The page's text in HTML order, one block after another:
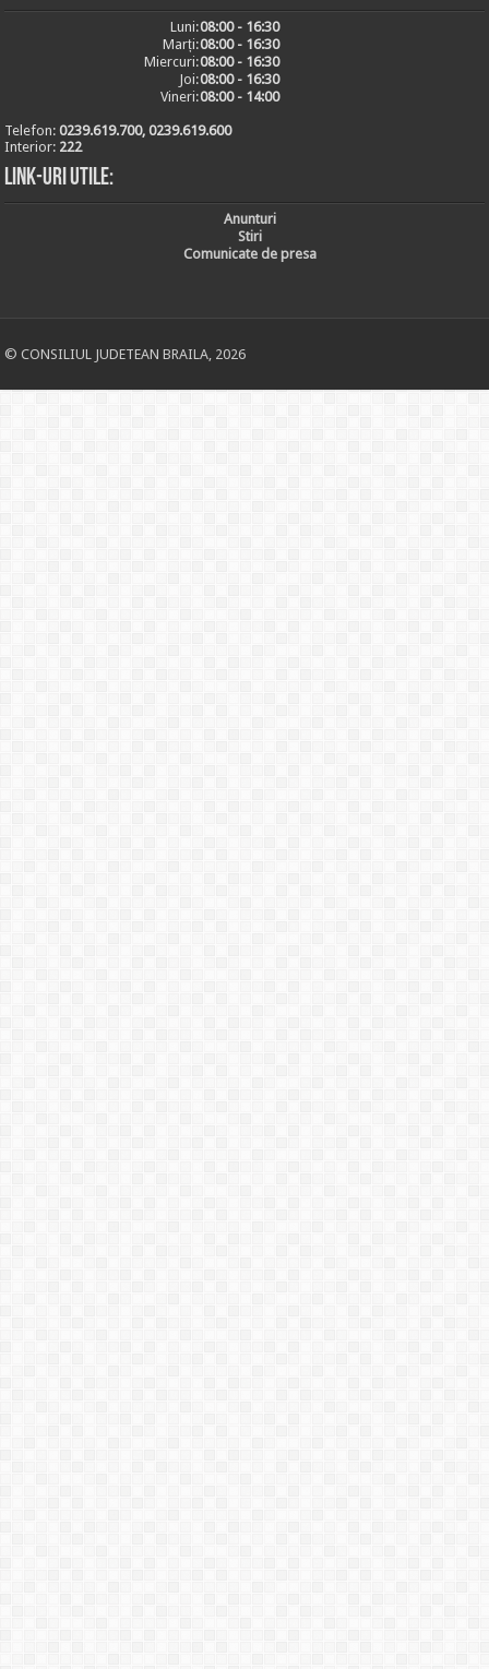
Luni:08:00 - 16:30
Marți:08:00 - 16:30
Miercuri:08:00 - 16:30
Joi:08:00 - 16:30
Vineri:08:00 - 14:00
Telefon:0239.619.700, 0239.619.600
Interior: 222
Link-uri utile:
Anunturi
Stiri
Comunicate de presa
© CONSILIUL JUDETEAN BRAILA, 2026